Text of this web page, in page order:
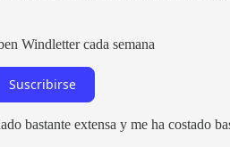
Windletter cada semana
Suscribirse
bastante extensa y me ha costado